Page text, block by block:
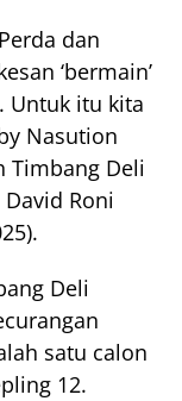
dan
‘bermain’
Untuk itu kita
Nasution
Timbang Deli
Roni
Deli
satu calon
12.